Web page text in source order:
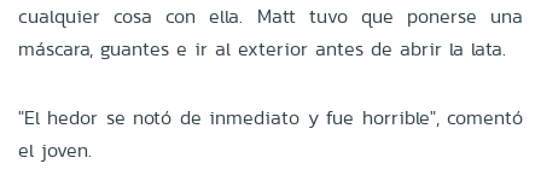
cualquier cosa con ella. Matt tuvo que ponerse una
máscara, guantes e ir al exterior antes de abrir la lata.
"El hedor se notó de inmediato y fue horrible", comentó
el joven.